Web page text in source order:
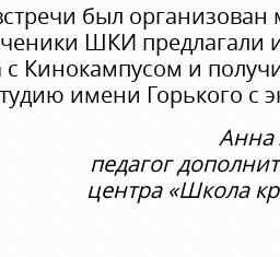
был
ШКИ предлагали
с Кинокампусом и
имени Горького с
Анна
педагог
центра «Школа